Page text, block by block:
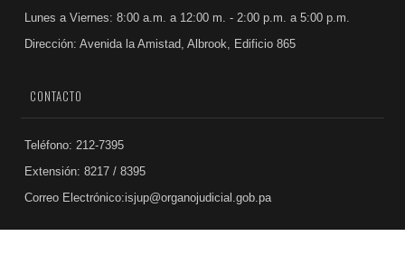
Lunes a Viernes: 8:00 a.m. a 12:00 m. - 2:00 p.m. a 5:00 p.m.
Dirección: Avenida la Amistad, Albrook, Edificio 865
CONTACTO
Teléfono: 212-7395
Extensión: 8217 / 8395
Correo Electrónico:isjup@organojudicial.gob.pa